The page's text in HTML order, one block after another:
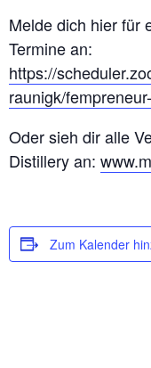
N
D
G
R
Ü
N
E
R
Melde dich hier für
Termine an:
https://
raunigk/
Oder sieh dir alle
Distillery an:
Zum Kalender